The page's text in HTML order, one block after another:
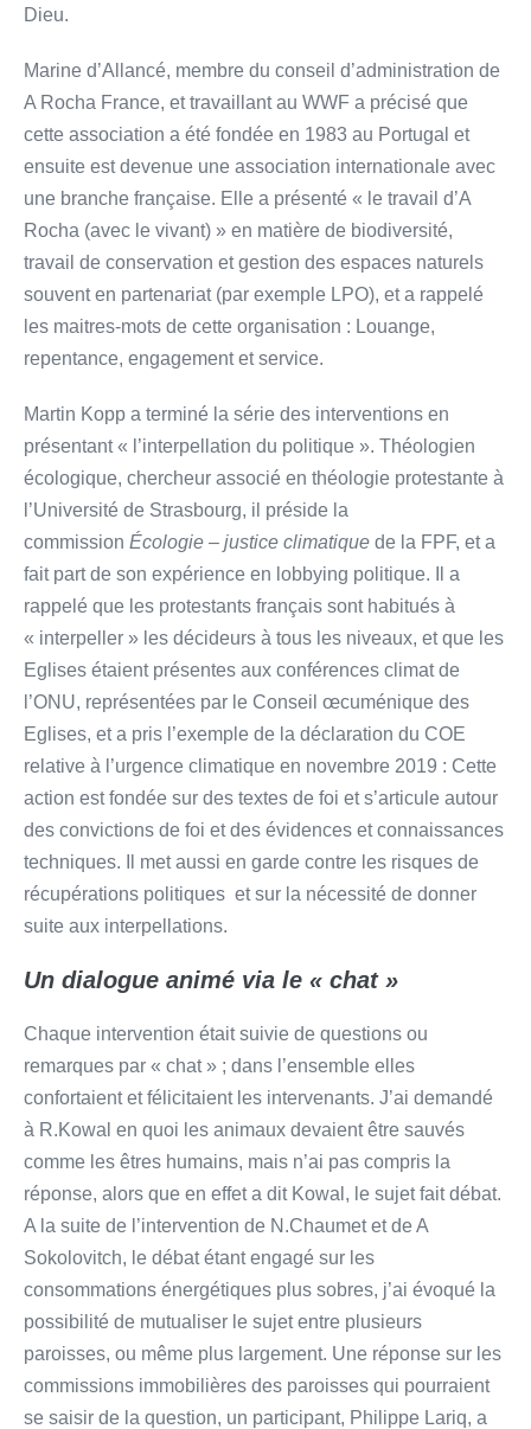
Dieu.
Marine d’Allancé, membre du conseil d’administration de
A Rocha France, et travaillant au WWF a précisé que
cette association a été fondée en 1983 au Portugal et
ensuite est devenue une association internationale avec
une branche française. Elle a présenté « le travail d’A
Rocha (avec le vivant) » en matière de biodiversité,
travail de conservation et gestion des espaces naturels
souvent en partenariat (par exemple LPO), et a rappelé
les maitres-mots de cette organisation : Louange,
repentance, engagement et service.
Martin Kopp a terminé la série des interventions en
présentant « l’interpellation du politique ». Théologien
écologique, chercheur associé en théologie protestante à
l’Université de Strasbourg, il préside la
commission Écologie – justice climatique de la FPF, et a
fait part de son expérience en lobbying politique. Il a
rappelé que les protestants français sont habitués à
« interpeller » les décideurs à tous les niveaux, et que les
Eglises étaient présentes aux conférences climat de
l’ONU, représentées par le Conseil œcuménique des
Eglises, et a pris l’exemple de la déclaration du COE
relative à l’urgence climatique en novembre 2019 : Cette
action est fondée sur des textes de foi et s’articule autour
des convictions de foi et des évidences et connaissances
techniques. Il met aussi en garde contre les risques de
récupérations politiques et sur la nécessité de donner
suite aux interpellations.
Un dialogue animé via le « chat »
Chaque intervention était suivie de questions ou
remarques par « chat » ; dans l’ensemble elles
confortaient et félicitaient les intervenants. J’ai demandé
à R.Kowal en quoi les animaux devaient être sauvés
comme les êtres humains, mais n’ai pas compris la
réponse, alors que en effet a dit Kowal, le sujet fait débat.
A la suite de l’intervention de N.Chaumet et de A
Sokolovitch, le débat étant engagé sur les
consommations énergétiques plus sobres, j’ai évoqué la
possibilité de mutualiser le sujet entre plusieurs
paroisses, ou même plus largement. Une réponse sur les
commissions immobilières des paroisses qui pourraient
se saisir de la question, un participant, Philippe Lariq, a